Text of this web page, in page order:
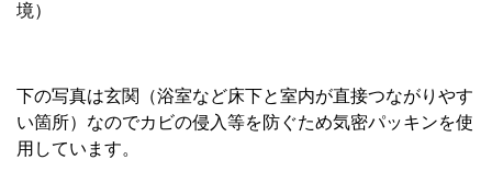
境）
下の写真は玄関（浴室など床下と室内が直接つながりやす
い箇所）なのでカビの侵入等を防ぐため気密パッキンを使
用しています。